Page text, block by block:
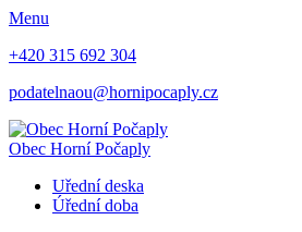
Menu
+420 315 692 304
podatelnaou@hornipocaply.cz
Obec Horní Počaply
Uřední deska
Úřední doba